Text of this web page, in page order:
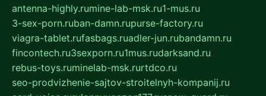
antenna-highly.rumine-lab-msk.ru1-mus.ru
3-sex-porn.ruban-damn.rupurse-factory.ru
viagra-tablet.rufasbags.ruadler-jun.rubandamn.ru
fincontech.ru3sexporn.ru1mus.rudarksand.ru
rebus-toys.ruminelab-msk.rurtdco.ru
seo-prodvizhenie-sajtov-stroitelnyh-kompanij.ru